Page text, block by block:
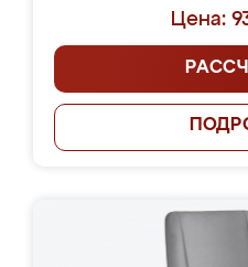
Цена: